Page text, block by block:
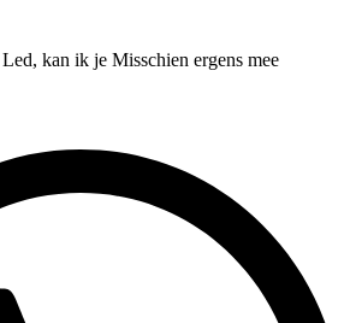
kan ik je Misschien ergens mee